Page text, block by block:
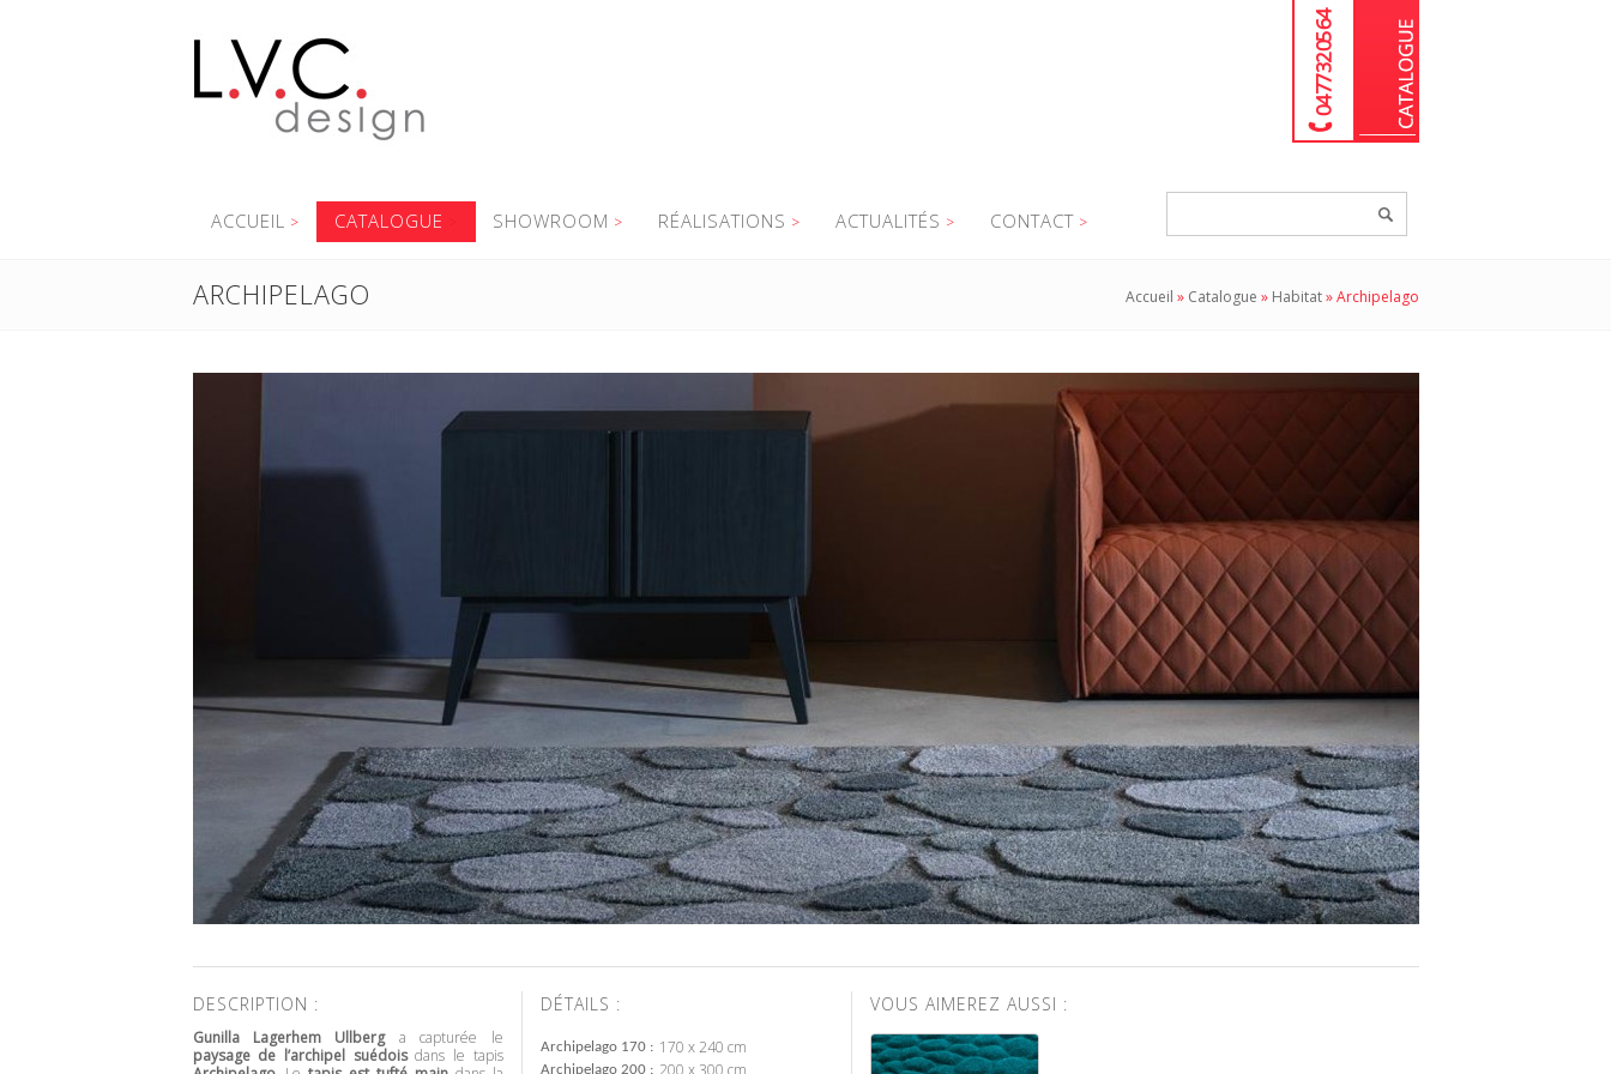
04 77 32 05 64
ACCUEIL CATALOGUE SHOWROOM RÉALISATIONS ACTUALITÉS CONTACT
ARCHIPELAGO Accueil » Catalogue » Habitat»Archipelago
DESCRIPTION :
Gunilla Lagerhem Ullberga capturée le
paysage de l’archipel suédoisdans le tapis
DÉTAILS :
Archipelago 170 170 x 240 cm
Archipelago 200
VOUS AIMEREZ AUSSI :